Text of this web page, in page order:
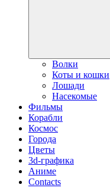
Волки
Коты и кошки
Лошади
Насекомые
Фильмы
Корабли
Космос
Города
Цветы
3d-графика
Аниме
Contacts